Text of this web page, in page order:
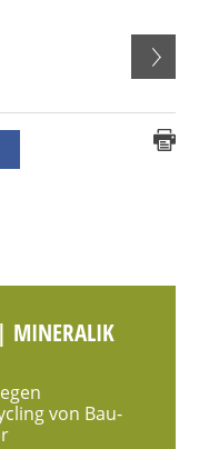
MINERALIK
von Bau-